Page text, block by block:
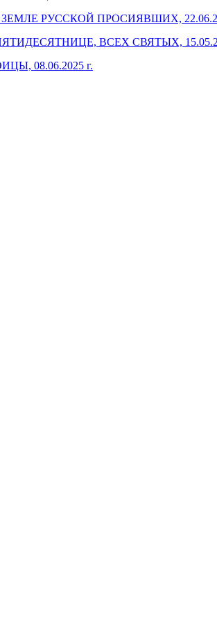
РУССКОЙ ПРОСИЯВШИХ,
ВСЕХ СВЯТЫХ,
08.06.2025 г.